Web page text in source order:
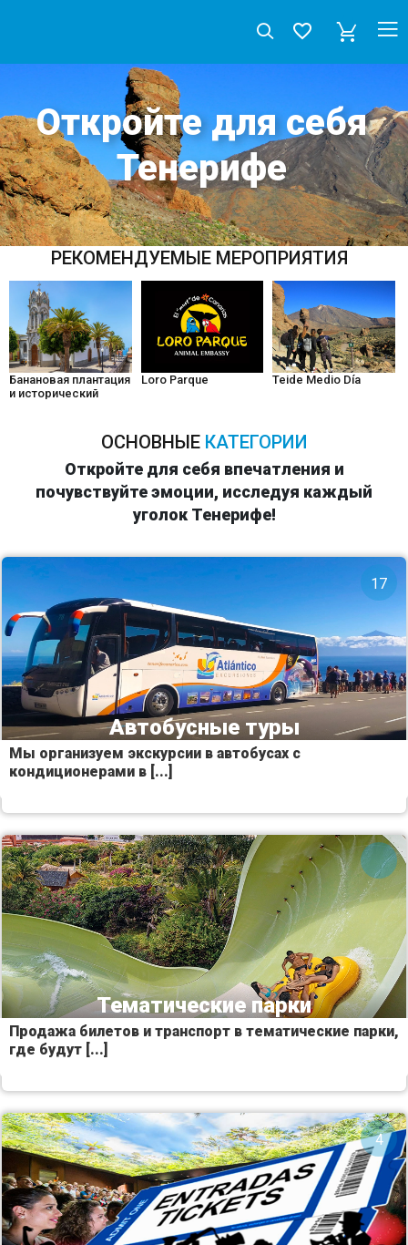
Откройте для себя
Тенерифе
РЕКОМЕНДУЕМЫЕ MЕРОПРИЯТИЯ
Банановая плантация
и исторический
Loro Parque Teide Medio Día
ОСНОВНЫEКАТЕГОРИИ
Откройте для себя впечатления и
почувствуйте эмоции, исследуя каждый
уголок Тенерифе!
17
Автобусные туры
Мы организуем экскурсии в автобусах с
кондиционерами в [...]
Тематические парки
Продажа билетов и транспорт в тематические парки,
где будут [...]
4